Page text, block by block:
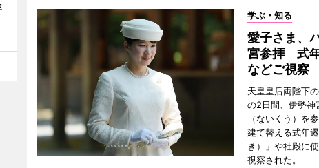
学ぶ・知る
愛子さま、
宮参拝 式年
などご視察
天皇皇后両陛下
の2日間、伊勢神
（ないくう）を
建て替える式年
き）」や社殿に
視察された。